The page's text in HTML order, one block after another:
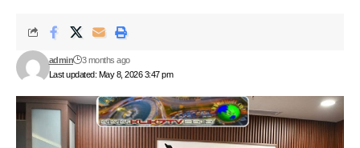
Last updated: May 8, 2026 3:47 pm
admin 3 months ago